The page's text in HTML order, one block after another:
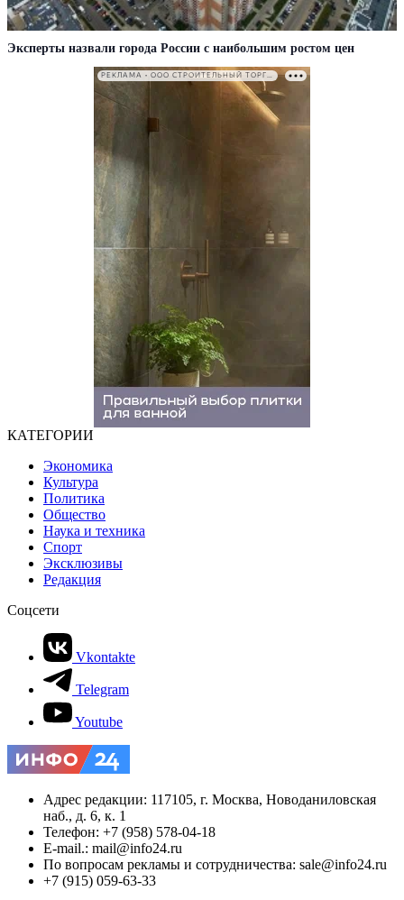
Эксперты назвали города России с наибольшим ростом цен
РЕКЛАМА • ООО СТРОИТЕЛЬНЫЙ ТОРГОВЫЙ ДОМ «ПЕТРОВИЧ». ИНН: 7802348846
КАТЕГОРИИ
Экономика
Культура
Политика
Общество
Наука и техника
Спорт
Эксклюзивы
Редакция
Соцсети
Vkontakte
Telegram
Youtube
Адрес редакции: 117105, г. Москва, Новоданиловская
наб., д. 6, к. 1
Телефон: +7 (958) 578-04-18
E-mail.: mail@info24.ru
По вопросам рекламы и сотрудничества: sale@info24.ru
+7 (915) 059-63-33